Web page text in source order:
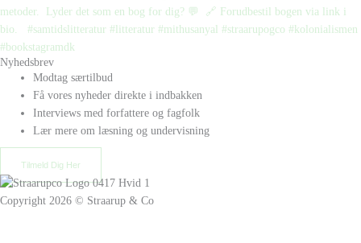
Nyhedsbrev
Modtag særtilbud
Få vores nyheder direkte i indbakken
Interviews med forfattere og fagfolk
Lær mere om læsning og undervisning
Tilmeld Dig Her
Copyright 2026 © Straarup & Co